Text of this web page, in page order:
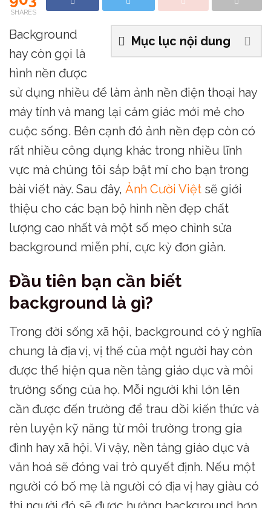
SHARES
Mục lục nội dung
Background
hay còn gọi là
hình nền được
sử dụng nhiều để làm ảnh nền điện thoại hay
máy tính và mang lại cảm giác mới mẻ cho
cuộc sống. Bên cạnh đó ảnh nền đẹp còn có
rất nhiều công dụng khác trong nhiều lĩnh
vực mà chúng tôi sắp bật mí cho bạn trong
bài viết này. Sau đây, Ảnh Cười Việt sẽ giới
thiệu cho các bạn bộ hình nền đẹp chất
lượng cao nhất và một số mẹo chỉnh sửa
background miễn phí, cực kỳ đơn giản.
Đầu tiên bạn cần biết
background là gì?
Trong đời sống xã hội, background có ý nghĩa
chung là địa vị, vị thế của một người hay còn
được thể hiện qua nền tảng giáo dục và môi
trường sống của họ. Mỗi người khi lớn lên
cần được đến trường để trau dồi kiến thức và
rèn luyện kỹ năng từ môi trường trong gia
đình hay xã hội. Vì vậy, nền tảng giáo dục và
văn hoá sẽ đóng vai trò quyết định. Nếu một
người có bố mẹ là người có địa vị hay giàu có